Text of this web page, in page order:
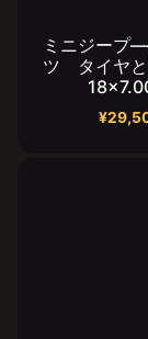
ミニジープ
ツ タイヤ
¥